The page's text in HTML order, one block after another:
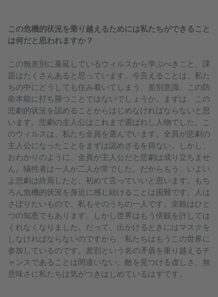
この危機的状況を乗り越えるためには私たちができること
は何だと思われますか？
この無差別に蔓延しているウィルスから学ぶべきこと、課
題はたくさんあると思っています。今言えることは、私た
ちの中にどうしても住み着いてしまう、差別意識、この防
衛本能に打ち勝つことではないでしょうか。まずは、この
悲劇的状況を認めることからはじめなければならないと思
います。悲劇の主人公はこれまで選ばれし人物でした。こ
のウィルスは、私たち全員を選んでいます。全員が悲劇の
主人公になったことをまずは認めざるを得ない。しかし、
おわかりのように、全員が主人公だと悲劇は成り立ちませ
ん。犠牲者は一人か二人が常でした。だからもう、いよい
よ悲劇は終焉したと、初めて言っていいと思います。もち
ろん危機的状況を身近に感じ続けることは困難です。人は
さぼりたいもので、私もそのうちの一人です。楽観はひと
つの知恵でもあります。しかし世界はもう傍観を許しては
くれなくなりました。だって、出かけるときにはマスクを
しなければならないのですから、私たちはもうこの世界に
参加しているのです。差別という名の矛盾を乗り越えるチ
ャンスであることは間違いない。敵を見つける虚しさ、無
意味さに私たちは気がつきはじめているはずです。